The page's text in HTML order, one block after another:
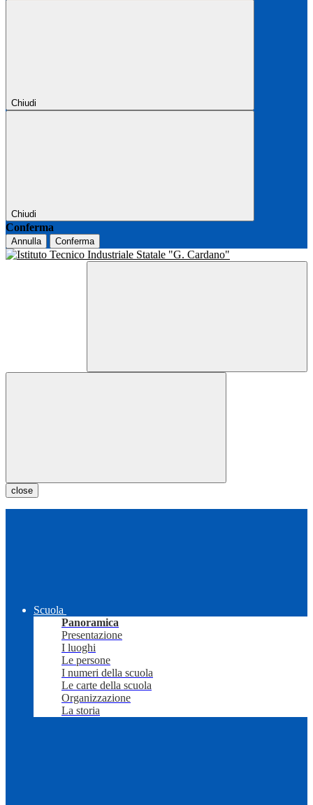
Chiudi
Chiudi
Conferma
Annulla Conferma
close
Scuola
Panoramica
Presentazione
I luoghi
Le persone
I numeri della scuola
Le carte della scuola
Organizzazione
La storia